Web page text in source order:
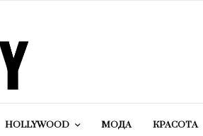
HOLLYWOOD МОДА КРАСОТA